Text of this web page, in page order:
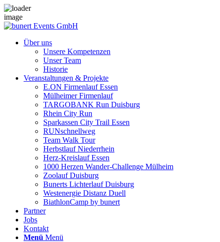
Über uns
Unsere Kompetenzen
Unser Team
Historie
Veranstaltungen & Projekte
E.ON Firmenlauf Essen
Mülheimer Firmenlauf
TARGOBANK Run Duisburg
Rhein City Run
Sparkassen City Trail Essen
RUNschnellweg
Team Walk Tour
Herbstlauf Niederrhein
Herz-Kreislauf Essen
1000 Herzen Wander-Challenge Mülheim
Zoolauf Duisburg
Bunerts Lichterlauf Duisburg
Westenergie Distanz Duell
BiathlonCamp by bunert
Partner
Jobs
Kontakt
Menü Menü